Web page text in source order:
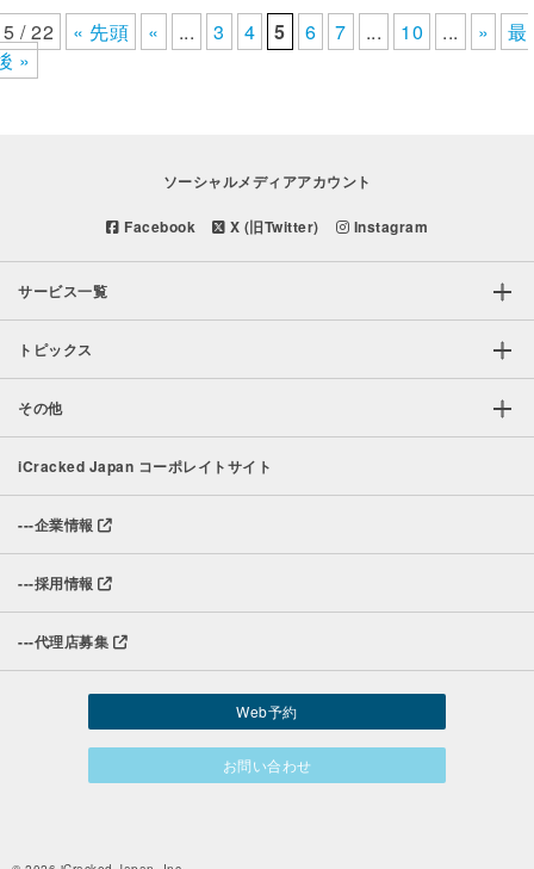
5 / 22 « 先頭 « ... 3 4 5 6 7 ... 10 ... »
最
»
ソーシャルメディアアカウント
Facebook X (旧Twitter) Instagram
サービス一覧
トピックス
その他
iCracked Japan コーポレイトサイト
---企業情報
---採用情報
---代理店募集
Web予約
お問い合わせ